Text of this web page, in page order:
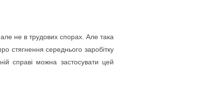
, але не в трудових спорах. Але така
стягнення середнього заробітку
справі можна застосувати цей